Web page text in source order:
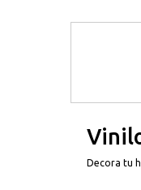
Decora tu